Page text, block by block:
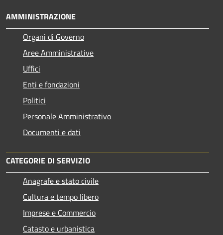
AMMINISTRAZIONE
Organi di Governo
Aree Amministrative
Uffici
Enti e fondazioni
Politici
Personale Amministrativo
Documenti e dati
CATEGORIE DI SERVIZIO
Anagrafe e stato civile
Cultura e tempo libero
Imprese e Commercio
Catasto e urbanistica